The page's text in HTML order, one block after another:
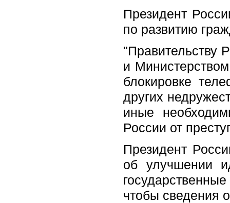
Президент
по развитию
"Правительству
и
блокировке
других
иные
России от
Президент
об улучшении
чтобы сведения